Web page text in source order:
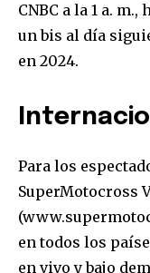
CNBC a la 1 a.
un bis al día
en 2024.
Para los
SuperMotocross
en todos los
en vivo y bajo